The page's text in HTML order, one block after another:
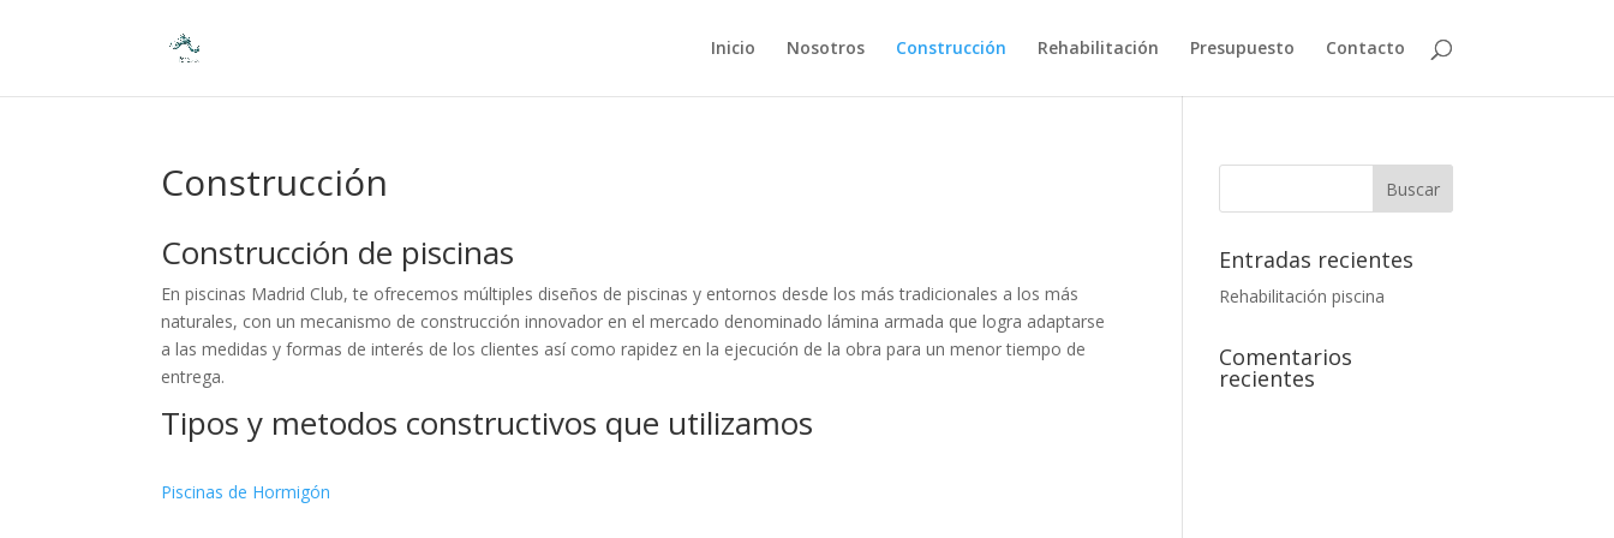
Inicio Nosotros Construcción Rehabilitación Presupuesto Contacto
Construcción
Construcción de piscinas
En piscinas Madrid Club, te ofrecemos múltiples diseños de piscinas y entornos desde los más tradicionales a los más
naturales, con un mecanismo de construcción innovador en el mercado denominado lámina armada que logra adaptarse
a las medidas y formas de interés de los clientes así como rapidez en la ejecución de la obra para un menor tiempo de
entrega.
Tipos y metodos constructivos que utilizamos
Piscinas de Hormigón​
Entradas recientes
Rehabilitación piscina
Comentarios
recientes